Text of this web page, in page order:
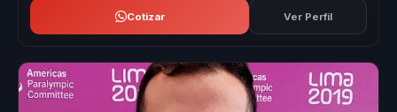
Cotizar Ver Perfil